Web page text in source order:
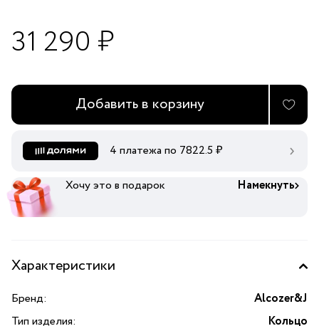
31 290 ₽
Добавить в корзину
4 платежа по 7822.5 ₽
Хочу это в подарок Намекнуть
Характеристики
Бренд:
Alcozer&J
Тип изделия:
Кольцо